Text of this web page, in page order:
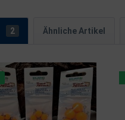
2 Ähnliche Artikel